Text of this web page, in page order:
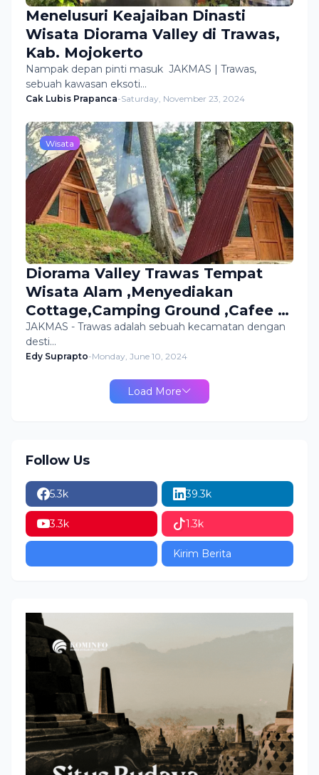
Menelusuri Keajaiban Dinasti
Wisata Diorama Valley di Trawas,
Kab. Mojokerto
Nampak depan pinti masuk JAKMAS | Trawas,
sebuah kawasan eksoti…
Cak Lubis Prapanca-Saturday, November 23, 2024
Wisata
Diorama Valley Trawas Tempat
Wisata Alam ,Menyediakan
Cottage,Camping Ground ,Cafee &
Resto
JAKMAS - Trawas adalah sebuah kecamatan dengan
desti…
Edy Suprapto-Monday, June 10, 2024
Load More
Follow Us
5.3k 39.3k
3.3k 1.3k
Kirim Berita